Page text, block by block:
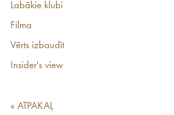
Labākie klubi
Filma
Vērts izbaudīt
Insider's view
« ATPAKAĻ